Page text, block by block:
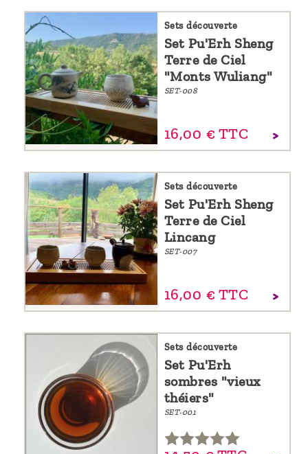
Sets découverte
Set Pu'Erh Sheng
Terre de Ciel
"Monts Wuliang"
SET-008
16,00 € TTC
Sets découverte
Set Pu'Erh Sheng
Terre de Ciel
Lincang
SET-007
16,00 € TTC
Sets découverte
Set Pu'Erh
sombres "vieux
théiers"
SET-001